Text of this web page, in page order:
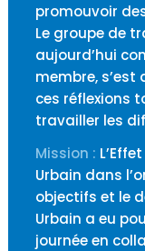
promouvoir
Le groupe de
aujourd’hui
membre, s’est
ces réflexions
travailler les
Mission :
Urbain dans
objectifs et le
Urbain a eu
journée en